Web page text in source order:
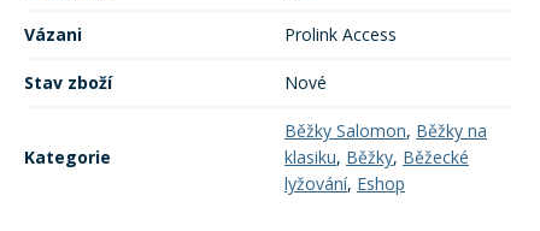
Vázani Prolink Access
Stav zboží Nové
Kategorie
Běžky Salomon, Běžky na
klasiku, Běžky, Běžecké
lyžování, Eshop